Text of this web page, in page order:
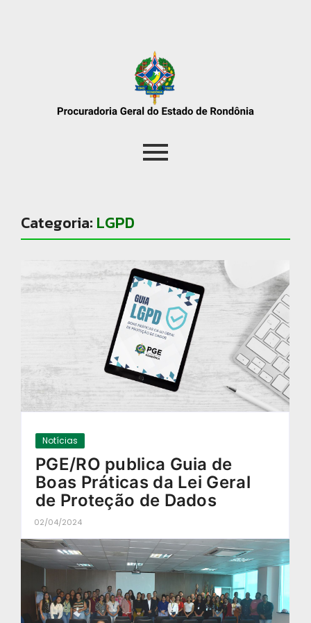
Categoria: LGPD
Notícias
PGE/RO publica Guia de
Boas Práticas da Lei Geral
de Proteção de Dados
02/04/2024